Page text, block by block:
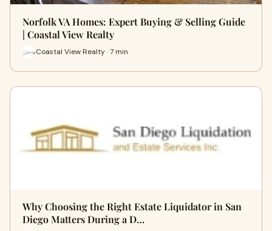
Norfolk VA Homes: Expert Buying & Selling Guide
| Coastal View Realty
Coastal View Realty · 7 min
Why Choosing the Right Estate Liquidator in San
Diego Matters During a D…